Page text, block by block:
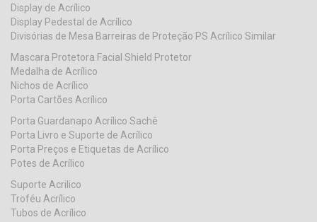
Display de Acrílico
Display Pedestal de Acrílico
Divisórias de Mesa Barreiras de Proteção PS Acrílico Similar
Mascara Protetora Facial Shield Protetor
Medalha de Acrílico
Nichos de Acrílico
Porta Cartões Acrílico
Porta Guardanapo Acrílico Sachê
Porta Livro e Suporte de Acrílico
Porta Preços e Etiquetas de Acrílico
Potes de Acrílico
Suporte Acrilico
Troféu Acrílico
Tubos de Acrílico